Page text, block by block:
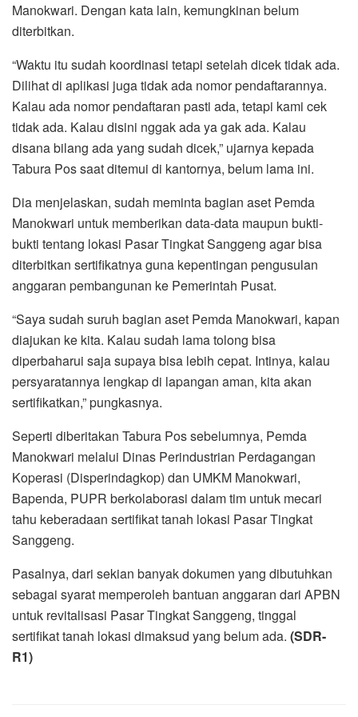
Manokwari. Dengan kata lain, kemungkinan belum
diterbitkan.
“Waktu itu sudah koordinasi tetapi setelah dicek tidak ada.
Dilihat di aplikasi juga tidak ada nomor pendaftarannya.
Kalau ada nomor pendaftaran pasti ada, tetapi kami cek
tidak ada. Kalau disini nggak ada ya gak ada. Kalau
disana bilang ada yang sudah dicek,” ujarnya kepada
Tabura Pos saat ditemui di kantornya, belum lama ini.
Dia menjelaskan, sudah meminta bagian aset Pemda
Manokwari untuk memberikan data-data maupun bukti-
bukti tentang lokasi Pasar Tingkat Sanggeng agar bisa
diterbitkan sertifikatnya guna kepentingan pengusulan
anggaran pembangunan ke Pemerintah Pusat.
“Saya sudah suruh bagian aset Pemda Manokwari, kapan
diajukan ke kita. Kalau sudah lama tolong bisa
diperbaharui saja supaya bisa lebih cepat. Intinya, kalau
persyaratannya lengkap di lapangan aman, kita akan
sertifikatkan,” pungkasnya.
Seperti diberitakan Tabura Pos sebelumnya, Pemda
Manokwari melalui Dinas Perindustrian Perdagangan
Koperasi (Disperindagkop) dan UMKM Manokwari,
Bapenda, PUPR berkolaborasi dalam tim untuk mecari
tahu keberadaan sertifikat tanah lokasi Pasar Tingkat
Sanggeng.
Pasalnya, dari sekian banyak dokumen yang dibutuhkan
sebagai syarat memperoleh bantuan anggaran dari APBN
untuk revitalisasi Pasar Tingkat Sanggeng, tinggal
sertifikat tanah lokasi dimaksud yang belum ada. (SDR-
R1)